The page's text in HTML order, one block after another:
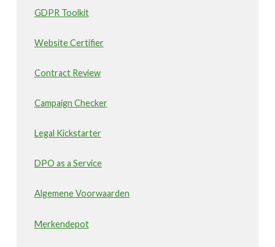
GDPR Toolkit
Website Certifier
Contract Review
Campaign Checker
Legal Kickstarter
DPO as a Service
Algemene Voorwaarden
Merkendepot